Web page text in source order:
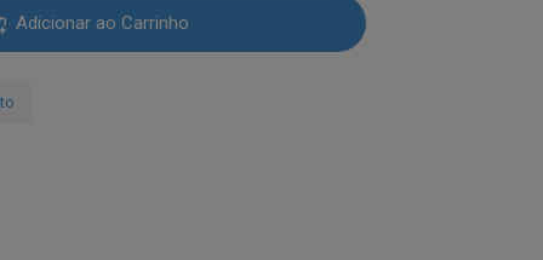
Adicionar ao Carrinho